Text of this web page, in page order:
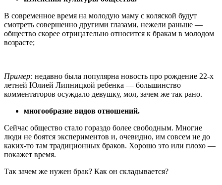
В современное время на молодую маму с коляской будут
смотреть совершенно другими глазами, нежели раньше —
общество скорее отрицательно относится к бракам в молодом
возрасте;
Пример: недавно была популярна новость про рождение 22-х
летней Юлией Липницкой ребенка — большинство
комментаторов осуждало девушку, мол, зачем же так рано.
многообразие видов отношений.
Сейчас общество стало гораздо более свободным. Многие
люди не боятся экспериментов и, очевидно, им совсем не до
каких-то там традиционных браков. Хорошо это или плохо —
покажет время.
Так зачем же нужен брак? Как он складывается?